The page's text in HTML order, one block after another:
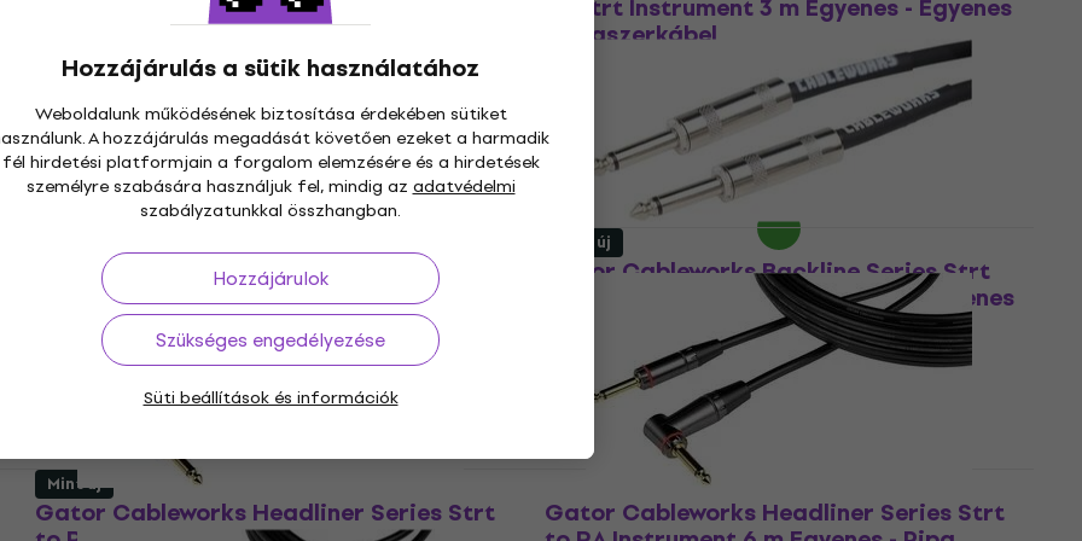
Hozzájárulás a sütik használatához
Weboldalunk működésének biztosítása érdekében sütiket
A hozzájárulás megadását követően ezeket a harmadik
fél hirdetési platformjain a forgalom elemzésére és a hirdetések
személyre szabására használjuk fel, mindig az adatvédelmi
szabályzatunkkal összhangban.
Hozzájárulok
Szükséges engedélyezése
Süti beállítások és információk
to Strt Instrument 6 m Egyenes - Egyenes
Hangszerkábel
Hangszerkábel
7 370 Fta következő kóddalMUZMUZ-35
11 780 Ft
Készleten
to Strt Instrument 3 m Egyenes - Egyenes
Hangszerkábel
a következő kóddal MUZMUZ-35
9 240 Ft
Gator Cableworks Backline Series Strt
to RA 9,1 m Egyenes - Pipa
Hangszerkábel (Mint új)
Hangszerkábel
4 250 Ft
Gator Cableworks Backline Series Strt
to Strt instrument 6 m Egyenes - Egyenes
Hangszerkábel (Mint új)
Hangszerkábel
2 610 Ft2 810 Ft
Gator Cableworks Headliner Series Strt
Mint új
Gator Cableworks Headliner Series Strt
Mint új